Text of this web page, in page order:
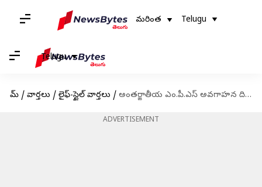
మరింత Telugu
Telugu
హోమ్ / వార్తలు / లైఫ్-స్టైల్ వార్తలు / అంతర్జాతీయ ఎం.పీ.ఎస్ అవగాహన దినోత్సవం: రకాలు, లక్షణాలు, చికిత్స
ADVERTISEMENT